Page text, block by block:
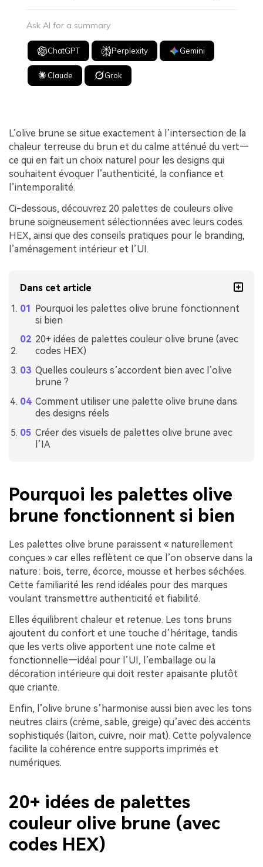
Ask AI for a summary
ChatGPT Perplexity Gemini
Claude Grok
L’olive brune se situe exactement à l’intersection de la
chaleur terreuse du brun et du calme atténué du vert—
ce qui en fait un choix naturel pour les designs qui
souhaitent évoquer l’authenticité, la confiance et
l’intemporalité.
Ci-dessous, découvrez 20 palettes de couleurs olive
brune soigneusement sélectionnées avec leurs codes
HEX, ainsi que des conseils pratiques pour le branding,
l’aménagement intérieur et l’UI.
Dans cet article
Pourquoi les palettes olive brune fonctionnent
si bien
20+ idées de palettes couleur olive brune (avec
codes HEX)
Quelles couleurs s’accordent bien avec l’olive
brune ?
Comment utiliser une palette olive brune dans
des designs réels
Créer des visuels de palettes olive brune avec
l’IA
Pourquoi les palettes olive
brune fonctionnent si bien
Les palettes olive brune paraissent « naturellement
conçues » car elles reflètent ce que l’on observe dans la
nature : bois, terre, écorce, mousse et herbes séchées.
Cette familiarité les rend idéales pour des marques
voulant transmettre authenticité et fiabilité.
Elles équilibrent chaleur et retenue. Les tons bruns
ajoutent du confort et une touche d’héritage, tandis
que les verts olive apportent une note calme et
fonctionnelle—idéal pour l’UI, l’emballage ou la
décoration intérieure qui doit rester apaisante plutôt
que criante.
Enfin, l’olive brune s’harmonise aussi bien avec les tons
neutres clairs (crème, sable, greige) qu’avec des accents
sophistiqués (laiton, cuivre, noir mat). Cette polyvalence
facilite la cohérence entre supports imprimés et
numériques.
20+ idées de palettes
couleur olive brune (avec
codes HEX)